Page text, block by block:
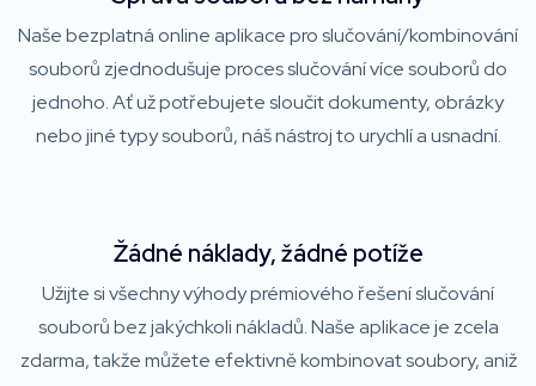
Naše bezplatná online aplikace pro slučování/kombinování
souborů zjednodušuje proces slučování více souborů do
jednoho. Ať už potřebujete sloučit dokumenty, obrázky
nebo jiné typy souborů, náš nástroj to urychlí a usnadní.
Žádné náklady, žádné potíže
Užijte si všechny výhody prémiového řešení slučování
souborů bez jakýchkoli nákladů. Naše aplikace je zcela
zdarma, takže můžete efektivně kombinovat soubory, aniž